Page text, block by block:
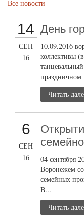
Все новости
14
СЕН
16
День
10.09.2016
коллективы
Читать
6
СЕН
16
04 сентября
Воронежем
семейных
В...
Читать